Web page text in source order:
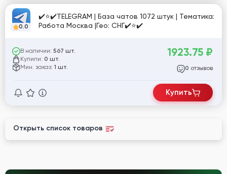
0.0
✔️⭐✔️TELEGRAM | База чатов 1072 штук | Тематика:
Работа Москва |Гео: СНГ✔️⭐✔️
В наличии: 567 шт.
Купили: 0 шт.
Мин. заказ: 1 шт.
1923.75 ₽
0 отзывов
Купить
Открыть список товаров